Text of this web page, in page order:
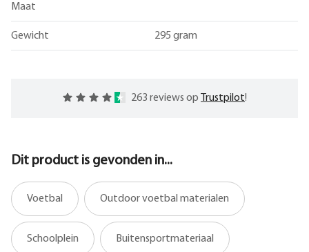
Maat
Gewicht 295 gram
263 reviews op Trustpilot!
Dit product is gevonden in...
Voetbal Outdoor voetbal materialen
Schoolplein Buitensportmateriaal